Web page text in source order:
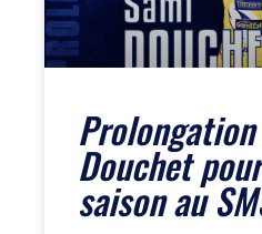
Douchet
saison au